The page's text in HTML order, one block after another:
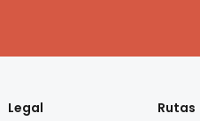
Legal
Rutas